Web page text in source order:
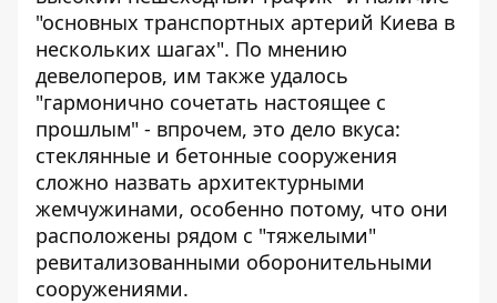
"основных транспортных артерий Киева в
нескольких шагах". По мнению
девелоперов, им также удалось
"гармонично сочетать настоящее с
прошлым" - впрочем, это дело вкуса:
стеклянные и бетонные сооружения
сложно назвать архитектурными
жемчужинами, особенно потому, что они
расположены рядом с "тяжелыми"
ревитализованными оборонительными
сооружениями.